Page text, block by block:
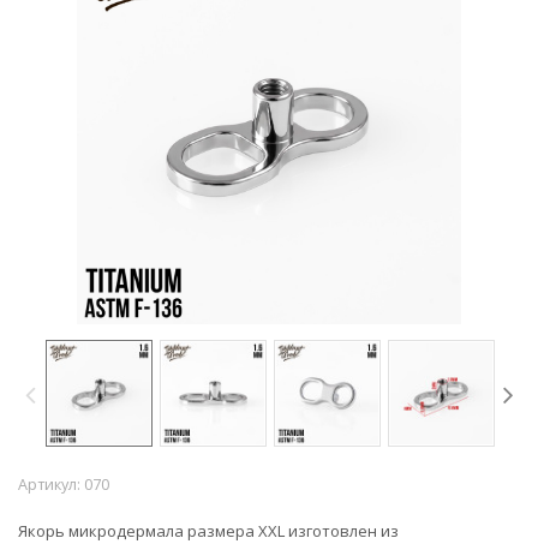
Артикул: 070
Якорь микродермала размера XXL изготовлен из